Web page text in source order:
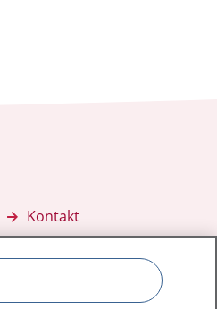
Kontakt
Press
Digital tillgänglighet